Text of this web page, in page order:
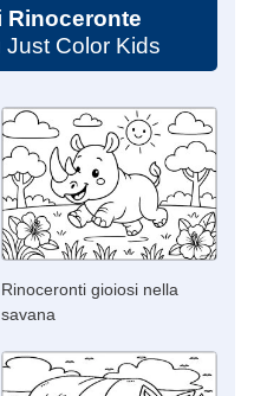
Rinoceronte
Just Color Kids
Rinoceronti gioiosi nella
savana